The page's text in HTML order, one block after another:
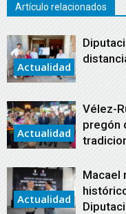
Artículo relacionados
Actualidad
Actualidad
Vélez-
pregón
Actualidad
Macael